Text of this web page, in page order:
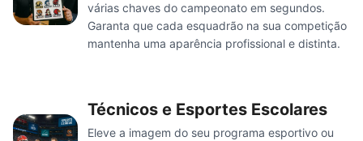
várias chaves do campeonato em segundos.
Garanta que cada esquadrão na sua competição
mantenha uma aparência profissional e distinta.
Técnicos e Esportes Escolares
Eleve a imagem do seu programa esportivo ou